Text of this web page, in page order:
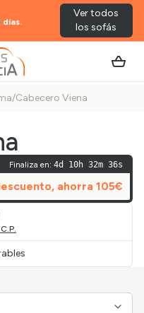
días.
Ver todos
los sofás
/Cabecero Viena
Finaliza en: 4d 10h 32m 36s
, ahorra 105€